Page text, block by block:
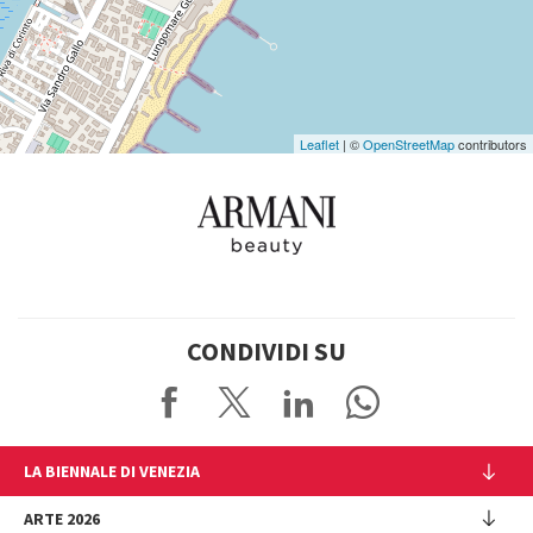
Leaflet | ©OpenStreetMapcontributors
CONDIVIDI SU
LA BIENNALE DI VENEZIA
L'Istituzione
ARTE 2026